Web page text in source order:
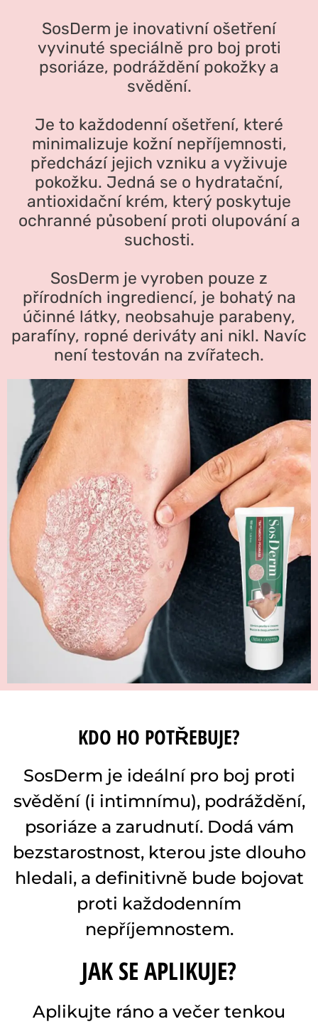
SosDerm je inovativní ošetření
vyvinuté speciálně pro boj proti
psoriáze, podráždění pokožky a
svědění.
Je to každodenní ošetření, které
minimalizuje kožní nepříjemnosti,
předchází jejich vzniku a vyživuje
pokožku. Jedná se o hydratační,
antioxidační krém, který poskytuje
ochranné působení proti olupování a
suchosti.
SosDerm je vyroben pouze z
přírodních ingrediencí, je bohatý na
účinné látky, neobsahuje parabeny,
parafíny, ropné deriváty ani nikl. Navíc
není testován na zvířatech.
KDO HO POTŘEBUJE?
SosDerm je ideální pro boj proti
svědění (i intimnímu), podráždění,
psoriáze a zarudnutí. Dodá vám
bezstarostnost, kterou jste dlouho
hledali, a definitivně bude bojovat
proti každodenním
nepříjemnostem.
JAK SE APLIKUJE?
Aplikujte ráno a večer tenkou